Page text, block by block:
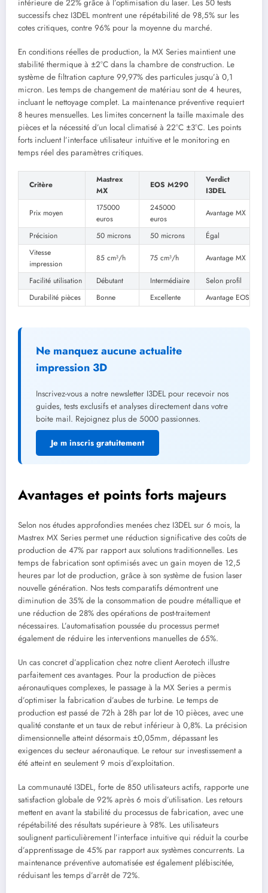
inférieure de 22% grâce à l’optimisation du laser. Les 50 tests
successifs chez I3DEL montrent une répétabilité de 98,5% sur les
cotes critiques, contre 96% pour la moyenne du marché.
En conditions réelles de production, la MX Series maintient une
stabilité thermique à ±2°C dans la chambre de construction. Le
système de filtration capture 99,97% des particules jusqu’à 0,1
micron. Les temps de changement de matériau sont de 4 heures,
incluant le nettoyage complet. La maintenance préventive requiert
8 heures mensuelles. Les limites concernent la taille maximale des
pièces et la nécessité d’un local climatisé à 22°C ±3°C. Les points
forts incluent l’interface utilisateur intuitive et le monitoring en
temps réel des paramètres critiques.
Critère
Mastrex
MX
EOS M290
Verdict
I3DEL
Prix moyen
175000
euros
245000
euros
Avantage MX
Précision 50 microns 50 microns
Égal
Vitesse
impression
85 cm³/h 75 cm³/h Avantage MX
Facilité utilisation Débutant Intermédiaire
Selon profil
Durabilité pièces
Bonne Excellente Avantage EOS
Ne manquez aucune actualite
impression 3D
Inscrivez-vous a notre newsletter I3DEL pour recevoir nos
guides, tests exclusifs et analyses directement dans votre
boite mail. Rejoignez plus de 5000 passionnes.
Je m inscris gratuitement
Avantages et points forts majeurs
Selon nos études approfondies menées chez I3DEL sur 6 mois, la
Mastrex MX Series permet une réduction significative des coûts de
production de 47% par rapport aux solutions traditionnelles. Les
temps de fabrication sont optimisés avec un gain moyen de 12,5
heures par lot de production, grâce à son système de fusion laser
nouvelle génération. Nos tests comparatifs démontrent une
diminution de 35% de la consommation de poudre métallique et
une réduction de 28% des opérations de post-traitement
nécessaires. L’automatisation poussée du processus permet
également de réduire les interventions manuelles de 65%.
Un cas concret d’application chez notre client Aerotech illustre
parfaitement ces avantages. Pour la production de pièces
aéronautiques complexes, le passage à la MX Series a permis
d’optimiser la fabrication d’aubes de turbine. Le temps de
production est passé de 72h à 28h par lot de 10 pièces, avec une
qualité constante et un taux de rebut inférieur à 0,8%. La précision
dimensionnelle atteint désormais ±0,05mm, dépassant les
exigences du secteur aéronautique. Le retour sur investissement a
été atteint en seulement 9 mois d’exploitation.
La communauté I3DEL, forte de 850 utilisateurs actifs, rapporte une
satisfaction globale de 92% après 6 mois d’utilisation. Les retours
mettent en avant la stabilité du processus de fabrication, avec une
répétabilité des résultats supérieure à 98%. Les utilisateurs
soulignent particulièrement l’interface intuitive qui réduit la courbe
d’apprentissage de 45% par rapport aux systèmes concurrents. La
maintenance préventive automatisée est également plébiscitée,
réduisant les temps d’arrêt de 72%.